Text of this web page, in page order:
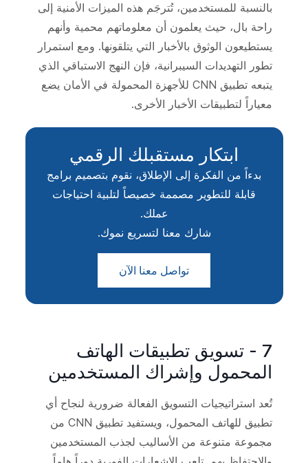
بالنسبة للمستخدمين، تُترجَم هذه الميزات الأمنية إلى
راحة بال، حيث يعلمون أن معلوماتهم محمية وأنهم
يستطيعون الوثوق بالأخبار التي يتلقونها. ومع استمرار
تطور التهديدات السيبرانية، فإن النهج الاستباقي الذي
يتبعه تطبيق CNN للأجهزة المحمولة في الأمان يضع
معياراً لتطبيقات الأخبار الأخرى.
ابتكار مستقبلك الرقمي
بدءاً من الفكرة إلى الإطلاق، نقوم بتصميم برامج
قابلة للتطوير مصممة خصيصاً لتلبية احتياجات
عملك.
شارك معنا لتسريع نموك.
تواصل معنا الآن
7 - تسويق تطبيقات الهاتف
المحمول وإشراك المستخدمين
تُعد استراتيجيات التسويق الفعالة ضرورية لنجاح أي
تطبيق للهاتف المحمول، ويستفيد تطبيق CNN من
مجموعة متنوعة من الأساليب لجذب المستخدمين